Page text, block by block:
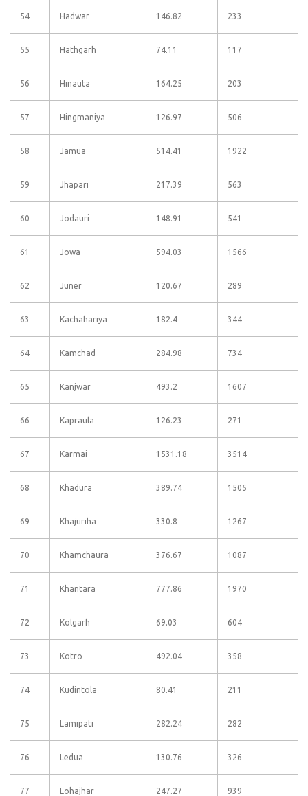
54 Hadwar 146.82 233
55 Hathgarh 74.11 117
56 Hinauta 164.25 203
57 Hingmaniya 126.97 506
58 Jamua 514.41 1922
59 Jhapari 217.39 563
60 Jodauri 148.91 541
61 Jowa 594.03 1566
62 Juner 120.67 289
63 Kachahariya 182.4 344
64 Kamchad 284.98 734
65 Kanjwar 493.2 1607
66 Kapraula 126.23 271
67 Karmai 1531.18 3514
68 Khadura 389.74 1505
69 Khajuriha 330.8 1267
70 Khamchaura 376.67 1087
71 Khantara 777.86 1970
72 Kolgarh 69.03 604
73 Kotro 492.04 358
74 Kudintola 80.41 211
75 Lamipati 282.24 282
76 Ledua 130.76 326
77 Lohajhar 247.27 939